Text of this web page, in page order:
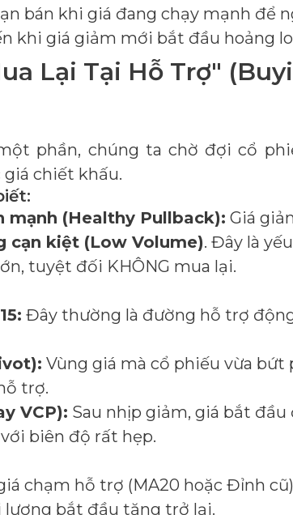
bán khi giá đang chạy mạnh để
khi giá giảm mới bắt đầu hoảng
Lại Tại Hỗ Trợ"
phần, chúng ta chờ đợi cổ
chiết khấu.
mạnh (Healthy Pullback): Giá
cạn kiệt (Low Volume). Đây là
tuyệt đối KHÔNG mua lại.
Đây thường là đường hỗ trợ
Vùng giá mà cổ phiếu vừa bứt
trợ.
VCP): Sau nhịp giảm, giá bắt
biên độ rất hẹp.
chạm hỗ trợ (MA20 hoặc Đỉnh
bắt đầu tăng trở lại.